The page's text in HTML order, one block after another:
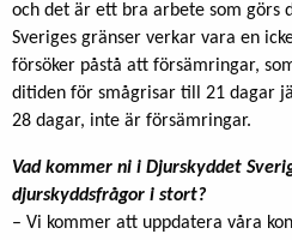
och det är ett bra arbete som görs
Sveriges gränser verkar vara en
försöker påstå att försämringar,
ditiden för smågrisar till 21 dagar
28 dagar, inte är försämringar.
Vad kommer ni i Djurskyddet
djurskyddsfrågor i stort?
– Vi kommer att uppdatera våra